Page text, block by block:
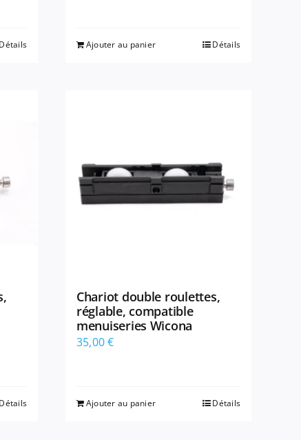
Détails Ajouter au panier Détails
Détails
Chariot double roulettes,
réglable, compatible
menuiseries Wicona
35,00€
Ajouter au panier Détails